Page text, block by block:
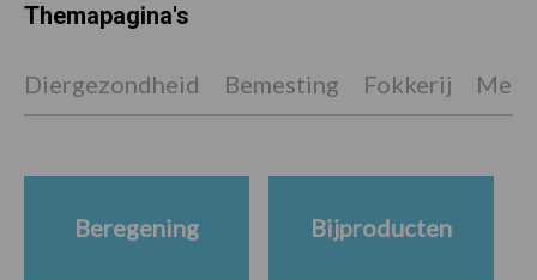
Themapagina's
Diergezondheid Bemesting Fokkerij
Beregening Bijproducten